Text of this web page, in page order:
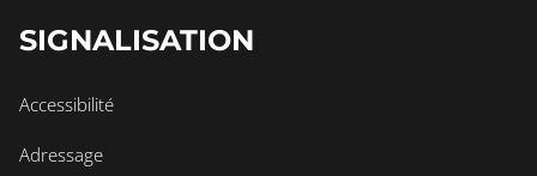
SIGNALISATION
Accessibilité
Adressage